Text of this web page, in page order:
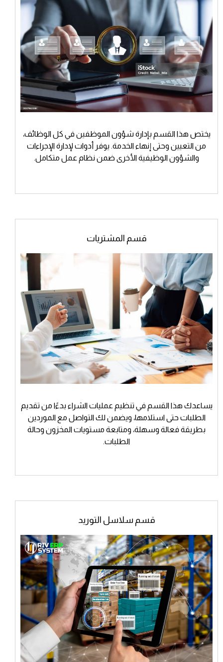
يختص هذا القسم بإدارة شؤون الموظفين في كل الوظائف،
من التعيين وحتى إنهاء الخدمة. يوفر أدوات لإدارة الإجراءات
والشؤون الوظيفية الأخرى ضمن نظام عمل متكامل.
قسم المشتريات
يساعدك هذا القسم في تنظيم عمليات الشراء بدءًا من تقديم
الطلبات حتى استلامها، ويضمن لك التواصل مع الموردين
بطريقة فعالة وسهلة، ومتابعة مستويات المخزون وحالة
الطلبات.
قسم سلاسل التوريد